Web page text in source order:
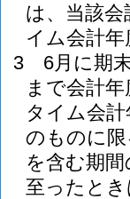
は、当該
イム会計
3
6月に期
まで会計
タイム会
のものに
を含む期
至ったと